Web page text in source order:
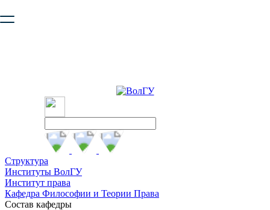
безопасную работу с сайтом. Пожалуйста
Структура
Институты ВолГУ
Институт права
Кафедра Философии и Теории Права
Состав кафедры